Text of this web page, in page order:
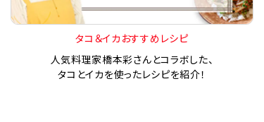
タコ＆イカおすすめレシピ
人気料理家橋本彩さんとコラボした、
タコとイカを使ったレシピを紹介！